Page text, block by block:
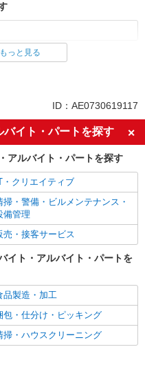
探す
経験歓迎
卒・第二新卒歓迎
主婦・主夫歓迎
歴不問
ドル（40代～）活躍中
ニア（60代～）活躍中
ーナス・賞与あり
全週休2日制
煙・分煙
通勤OK
転車通勤OK
通費支給
っと見る
ID：AE0730619117
バイト・パートを探す
アルバイト・パートを探す
・クリエイティブ
掃・警備・ビルメンテナンス・
備管理
売・接客サービス
イト・アルバイト・パートを
品製造・加工
包・仕分け・ピッキング
掃・ハウスクリーニング